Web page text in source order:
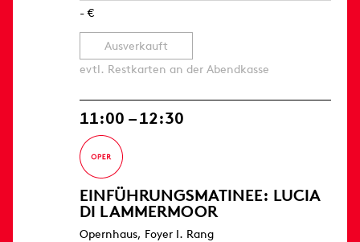
- €
Ausverkauft
evtl. Restkarten an der Abendkasse
11:00 – 12:30
EINFÜHRUNGS­MATINEE: LUCIA
DI LAMMERMOOR
Opernhaus, Foyer I. Rang